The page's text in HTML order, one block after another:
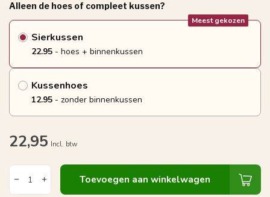
Alleen de hoes of compleet kussen?
Sierkussen
Meest gekozen
22.95 - hoes + binnenkussen
Kussenhoes
12.95 - zonder binnenkussen
22,95 Incl. btw
Toevoegen aan winkelwagen